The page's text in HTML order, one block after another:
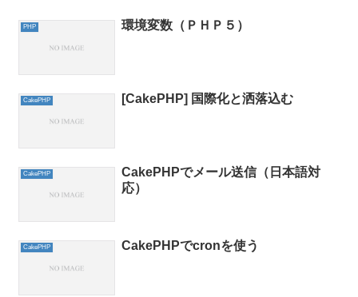
PHP 環境変数（ＰＨＰ５）
CakePHP [CakePHP] 国際化と洒落込む
CakePHP
CakePHPでメール送信（日本語対
応）
CakePHP CakePHPでcronを使う